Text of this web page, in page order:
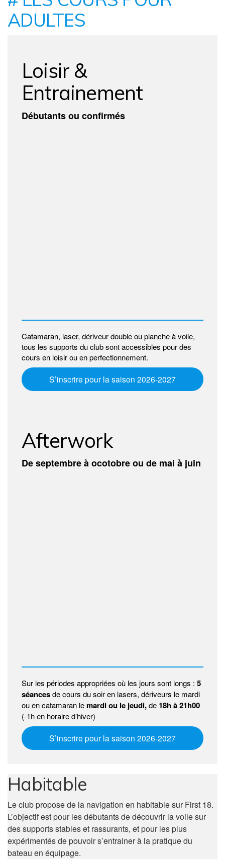
ADULTES
Loisir &
Entrainement
Débutants ou confirmés
Catamaran, laser, dériveur double ou planche à voile,
tous les supports du club sont accessibles pour des
cours en loisir ou en perfectionnement.
S’inscrire pour la saison 2026-2027
Afterwork
De septembre à ocotobre ou de mai à juin
Sur les périodes appropriées où les jours sont longs : 5
séancesde cours du soir en lasers, dériveurs le mardi
ou en catamaran lemardi ou le jeudi,de 18h à 21h00
(-1h en horaire d’hiver)
S’inscrire pour la saison 2026-2027
Habitable
Le club propose de la navigation en habitable sur First 18.
L’objectif est pour les débutants de découvrir la voile sur
des supports stables et rassurants, et pour les plus
expérimentés de pouvoir s’entrainer à la pratique du
bateau en équipage.